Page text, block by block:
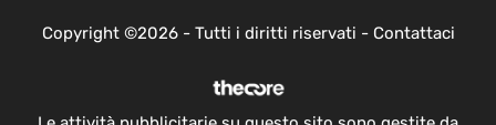
Copyright ©2026 - Tutti i diritti riservati - Contattaci